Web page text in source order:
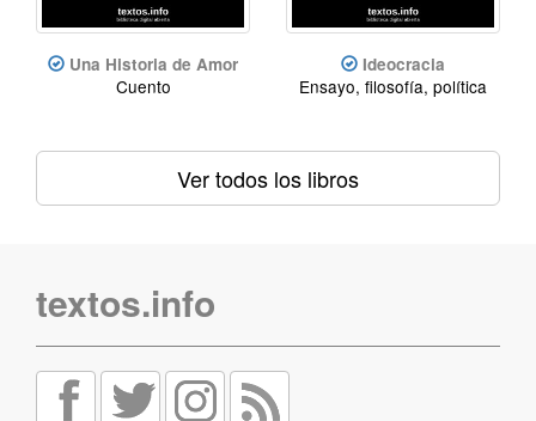
Una Historia de Amor
Cuento
Ideocracia
Ensayo, filosofía, política
Ver todos los libros
textos.info